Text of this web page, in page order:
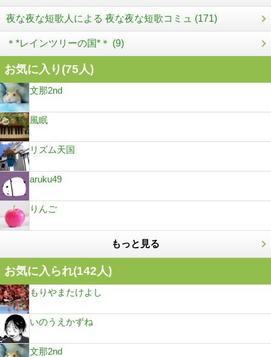
夜な夜な短歌人による 夜な夜な短歌コミュ (171)
＊*レインツリーの国*＊ (9)
お気に入り(75人)
文那2nd
風眠
リズム天国
aruku49
りんご
もっと見る
お気に入られ(142人)
もりやまたけよし
いのうえかずね
文那2nd